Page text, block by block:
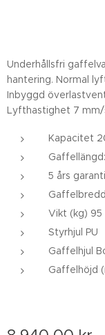
Underhållsfri
hantering. Normal
Inbyggd
Lyfthastighet 7 mm/
Kapacitet
5 års
Vikt (kg) 95
Styrhjul PU
Gaffelhjul
Gaffelhöjd